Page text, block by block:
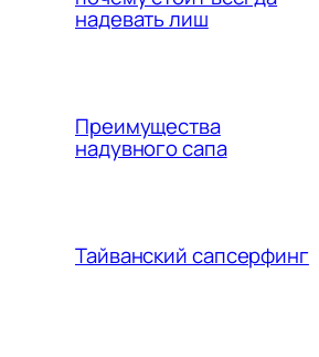
надевать лиш
Преимущества
надувного сапа
Тайванский сапсерфинг